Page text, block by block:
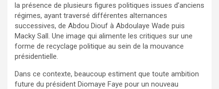
la présence de plusieurs figures politiques issues d’anciens
régimes, ayant traversé différentes alternances
successives, de Abdou Diouf à Abdoulaye Wade puis
Macky Sall. Une image qui alimente les critiques sur une
forme de recyclage politique au sein de la mouvance
présidentielle.
Dans ce contexte, beaucoup estiment que toute ambition
future du président Diomaye Faye pour un nouveau